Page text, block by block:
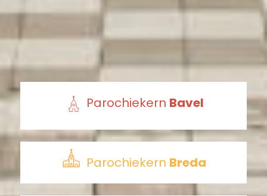
Parochiekern Bavel
Parochiekern Breda